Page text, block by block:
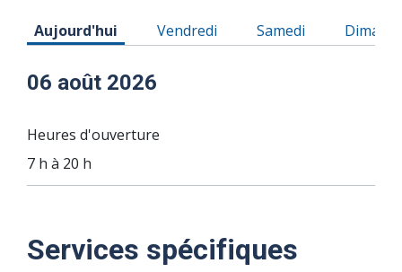
Horaire du Jeudi 06 août 2026
Aujourd'hui Horaire du Vendredi 07 août 2026
Vendredi Horaire du Samedi
Samedi Horaire
06 août 2026
Heures d'ouverture
7 h à 20 h
2026
août
août
2026
2026
2026
Services spécifiques